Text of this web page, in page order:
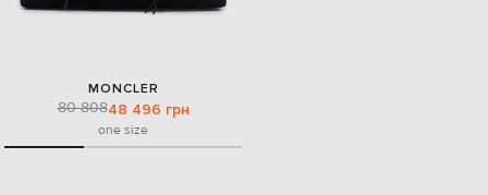
MONCLER
80 80848 496 грн
one size